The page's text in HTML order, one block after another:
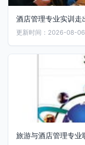
酒店管理专业实训
更新时间：2026-08-06
旅游与酒店管理专业